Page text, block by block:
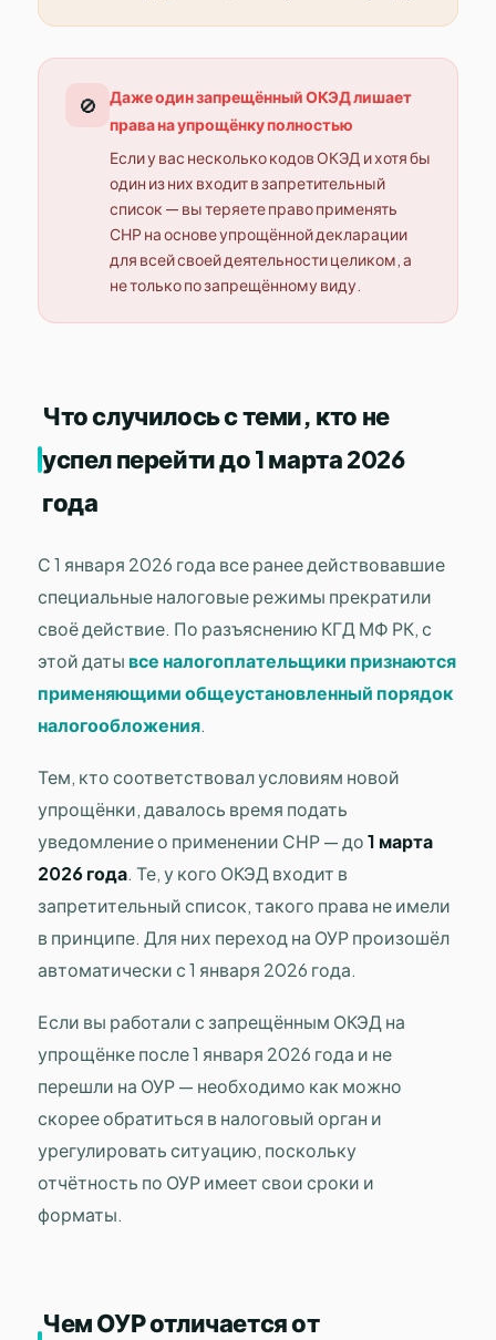
🚫
Даже один запрещённый ОКЭД лишает
права на упрощёнку полностью
Если у вас несколько кодов ОКЭД и хотя бы
один из них входит в запретительный
список — вы теряете право применять
СНР на основе упрощённой декларации
для всей своей деятельности целиком, а
не только по запрещённому виду.
Что случилось с теми, кто не
успел перейти до 1 марта 2026
года
С 1 января 2026 года все ранее действовавшие
специальные налоговые режимы прекратили
своё действие. По разъяснению КГД МФ РК, с
этой даты все налогоплательщики признаются
применяющими общеустановленный порядок
налогообложения.
Тем, кто соответствовал условиям новой
упрощёнки, давалось время подать
уведомление о применении СНР — до1 марта
2026 года. Те, у кого ОКЭД входит в
запретительный список, такого права не имели
в принципе. Для них переход на ОУР произошёл
автоматически с 1 января 2026 года.
Если вы работали с запрещённым ОКЭД на
упрощёнке после 1 января 2026 года и не
перешли на ОУР — необходимо как можно
скорее обратиться в налоговый орган и
урегулировать ситуацию, поскольку
отчётность по ОУР имеет свои сроки и
форматы.
Чем ОУР отличается от